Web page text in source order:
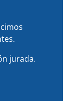
jurada.